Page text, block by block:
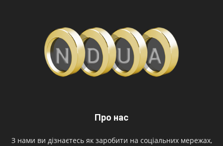
Про нас
З нами ви дізнаєтесь як заробити на соціальних мережах,